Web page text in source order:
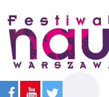
Przejdź
treści